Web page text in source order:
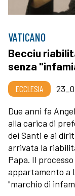
VATICANO
Becciu
senza
ECCLESIA
Due anni fa
alla carica di
dei Santi e ai
arrivata la
Papa. Il
appartamento a
"marchio di